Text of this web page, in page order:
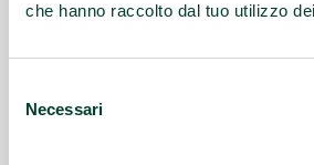
che hanno raccolto dal tuo utilizzo
delNecessari